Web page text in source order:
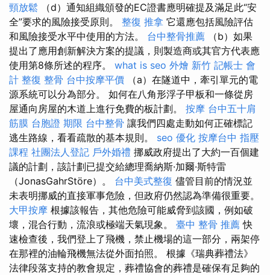
頸放鬆 （d）通知組織頒發的EC證書應明確提及滿足此“安
全”要求的風險接受原則。 整復 推拿 它還應包括風險評估
和風險接受水平中使用的方法。 台中整骨推薦 （b）如果
提出了應用創新解決方案的提議，則製造商或其官方代表應
使用第8條所述的程序。 what is seo 外燴 新竹 記帳士 會
計 整復 整骨 台中按摩平價 （a）在隧道中，牽引單元的電
源系統可以分為部分。 如何在八角形浮子甲板和一條從房
屋通向房屋的木道上進行免費的板計劃。 按摩 台中五十肩
筋膜 台胞證 期限 台中整骨 讓我們四處走動如何正確標記
逃生路線，看看疏散的基本規則。 seo 優化 按摩台中 指壓
課程 社團法人登記 戶外婚禮 挪威政府提出了大約一百個建
議的計劃，該計劃已提交給總理喬納斯·加爾·斯特雷
（JonasGahrStöre）。 台中美式整復 儘管目前的情況並
未表明挪威的直接軍事危險，但政府仍然認為準備很重要。
大甲按摩 根據該報告，其他危險可能威脅到該國，例如破
壞，混合行動，流浪或極端天氣現象。 臺中 整骨 推薦 快
速檢查後，我們登上了飛機，禁止機場的這一部分，兩架停
在那裡的油輪飛機無法從外面拍照。 根據《瑞典葬禮法》
法律段落支持的教會規定，葬禮協會的葬禮是確保有足夠的